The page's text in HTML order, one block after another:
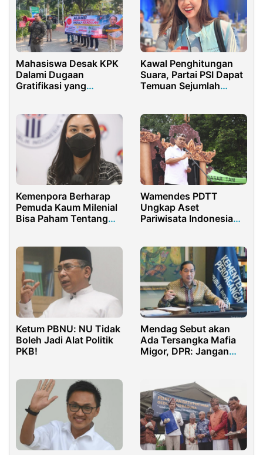
Mahasiswa Desak KPK
Dalami Dugaan
Gratifikasi yang
Juli Antoni
Kawal Penghitungan
Suara, Partai PSI Dapat
Temuan Sejumlah
Kemenpora Berharap
Pemuda Kaum Milenial
Bisa Paham Tentang
Wamendes PDTT
Ungkap Aset
Pariwisata Indonesia
Ketum PBNU: NU Tidak
Boleh Jadi Alat Politik
PKB!
Mendag Sebut akan
Ada Tersangka Mafia
Migor, DPR: Jangan